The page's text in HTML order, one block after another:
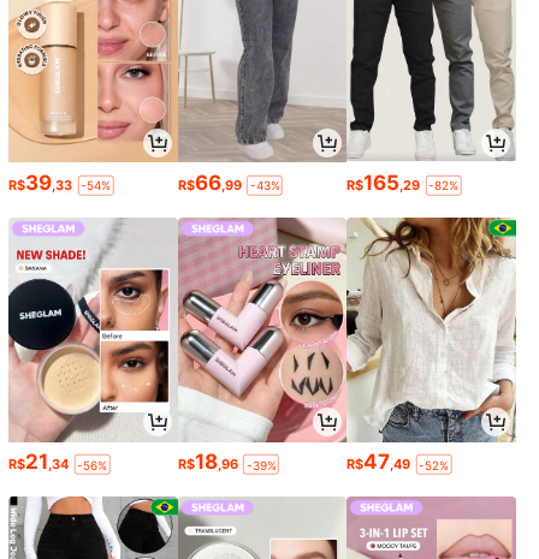
R$39 ,33 -54% R$66,99 -43% R$165 ,29 -82%
R$21 ,34 -56% R$18,96 -39% R$47 ,49 -52%